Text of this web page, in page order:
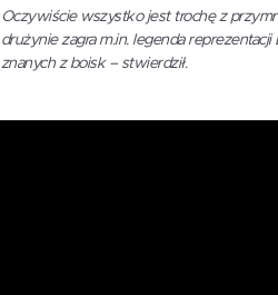
Oczywiście wszystko jest trochę z
drużynie zagra m.in. legenda
znanych z boisk – stwierdził.